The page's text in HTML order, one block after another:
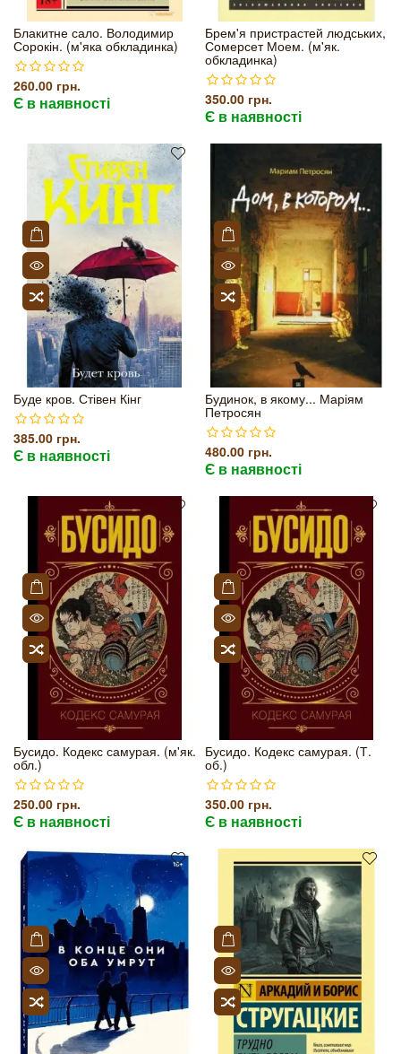
Блакитне сало. Володимир
Сорокін. (м'яка обкладинка)
260.00 грн.
Є в наявності
Брем'я пристрастей людських,
Сомерсет Моем. (м'як.
обкладинка)
350.00 грн.
Є в наявності
Буде кров. Стівен Кінг
385.00 грн.
Є в наявності
Будинок, в якому... Маріям
Петросян
480.00 грн.
Є в наявності
Бусидо. Кодекс самурая. (м'як.
обл.)
250.00 грн.
Є в наявності
Бусидо. Кодекс самурая. (Т.
об.)
350.00 грн.
Є в наявності